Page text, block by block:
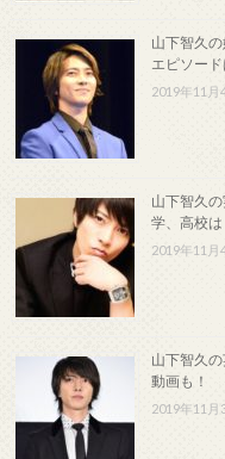
山下智久
エピソード
2019年11月
山下智久
学、高校は
2019年11月
山下智久
動画も！
2019年11月